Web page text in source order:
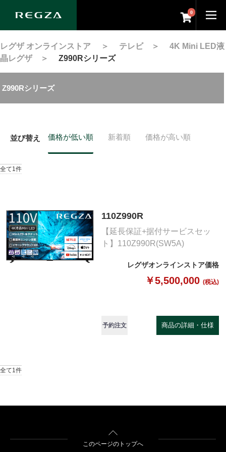
0
レグザ オンラインストア ＞ テレビ＞ 4K Mini LED液
晶レグザ＞ Z990Rシリーズ
Z990Rシリーズ
並び替え 価格が低い順 新着順 価格が高い順
全て1件
110Z990R
【延長保証+据付サービスセッ
ト】110Z990R(SW5A)
レグザオンラインストア価格
￥5,500,000 (税込)
予約注文 商品の詳細・仕様
全て1件
このページのトップへ